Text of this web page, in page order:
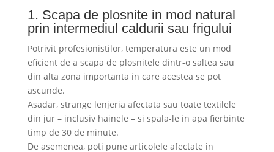
1. Scapa de plosnite in mod natural
prin intermediul caldurii sau frigului
Potrivit profesionistilor, temperatura este un mod
eficient de a scapa de plosnitele dintr-o saltea sau
din alta zona importanta in care acestea se pot
ascunde.
Asadar, strange lenjeria afectata sau toate textilele
din jur – inclusiv hainele – si spala-le in apa fierbinte
timp de 30 de minute.
De asemenea, poti pune articolele afectate in